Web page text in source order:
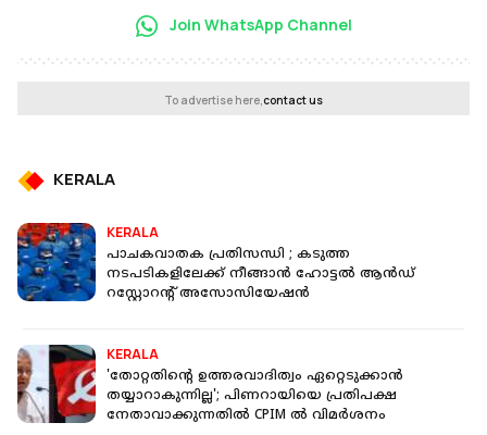
Join WhatsApp Channel
To advertise here,contact us
KERALA
KERALA
പാചകവാതക പ്രതിസന്ധി ; കടുത്ത
നടപടികളിലേക്ക് നീങ്ങാൻ ഹോട്ടൽ ആൻഡ്
റസ്റ്റോറന്റ് അസോസിയേഷൻ
KERALA
'തോറ്റതിന്റെ ഉത്തരവാദിത്വം ഏറ്റെടുക്കാൻ
തയ്യാറാകുന്നില്ല'; പിണറായിയെ പ്രതിപക്ഷ
നേതാവാക്കുന്നതിൽ CPIM ൽ വിമർശനം